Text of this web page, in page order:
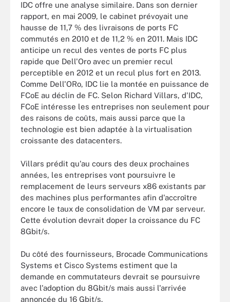
IDC offre une analyse similaire. Dans son dernier
rapport, en mai 2009, le cabinet prévoyait une
hausse de 11,7 % des livraisons de ports FC
commutés en 2010 et de 11,2 % en 2011. Mais IDC
anticipe un recul des ventes de ports FC plus
rapide que Dell'Oro avec un premier recul
perceptible en 2012 et un recul plus fort en 2013.
Comme Dell'ORo, IDC lie la montée en puissance de
FCoE au déclin de FC. Selon Richard Villars, d'IDC,
FCoE intéresse les entreprises non seulement pour
des raisons de coûts, mais aussi parce que la
technologie est bien adaptée à la virtualisation
croissante des datacenters.
Villars prédit qu'au cours des deux prochaines
années, les entreprises vont poursuivre le
remplacement de leurs serveurs x86 existants par
des machines plus performantes afin d'accroître
encore le taux de consolidation de VM par serveur.
Cette évolution devrait doper la croissance du FC
8Gbit/s.
Du côté des fournisseurs, Brocade Communications
Systems et Cisco Systems estiment que la
demande en commutateurs devrait se poursuivre
avec l'adoption du 8Gbit/s mais aussi l'arrivée
annoncée du 16 Gbit/s.